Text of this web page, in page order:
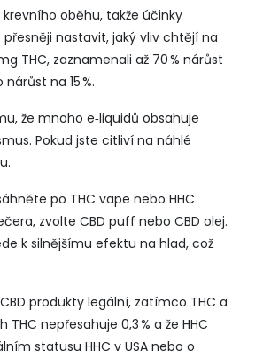
oběhu, takže účinky
nastavit, jaký vliv chtějí na
THC, zaznamenali až 70 % nárůst
na 15 %.
že mnoho e‑liquidů obsahuje
Pokud jste citliví na náhlé
po THC vape nebo HHC
zvolte CBD puff nebo CBD olej.
k silnějšímu efektu na hlad, což
produkty legální, zatímco THC a
nepřesahuje 0,3 % a že HHC
statusu HHC v USA nebo o